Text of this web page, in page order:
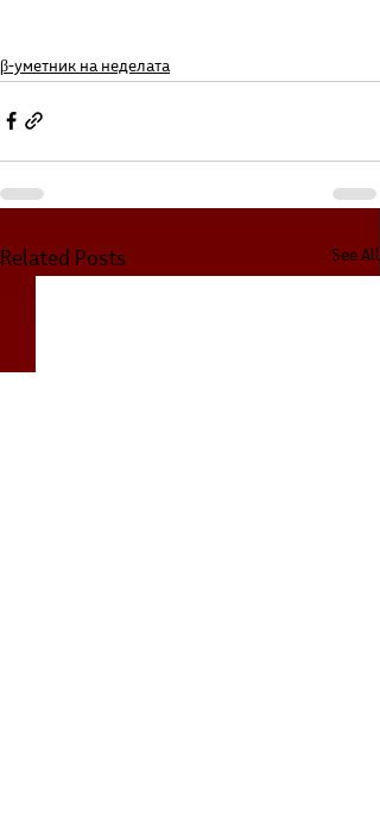
β-уметник на неделата
Related Posts See All